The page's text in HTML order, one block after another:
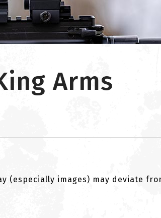
Arms
(especially images) may deviate